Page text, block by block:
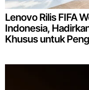
Lenovo Rilis FIFA
Indonesia,
Khusus untuk